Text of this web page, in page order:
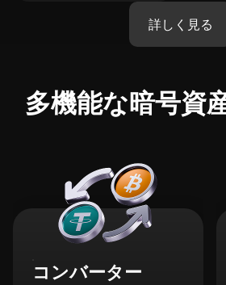
詳しく見る
多機能な暗号資
コンバーター